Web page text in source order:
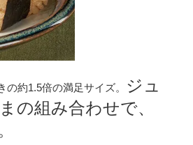
約1.5倍の満足サイズ。
ジュ
の組み合わせで、